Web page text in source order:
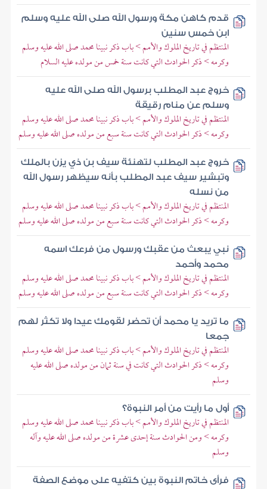
قدم كاهن مكة ورسول الله صلى الله عليه وسلم
ابن خمس سنين
المنتظم في تاريخ الملوك والأمم > باب ذكر نبينا محمد صلى الله عليه وسلم
وكرمه > ذكر الحوادث التي كانت سنة خمس من مولده عليه السلام
خروج عبد المطلب برسول الله صلى الله عليه
وسلم عن منام رقيقة
المنتظم في تاريخ الملوك والأمم > باب ذكر نبينا محمد صلى الله عليه وسلم
وكرمه > ذكر الحوادث التي كانت سنة سبع من مولده صلى الله عليه وسلم
خروج عبد المطلب لتهنئة سيف بن ذي يزن بالملك
وتبشير سيف عبد المطلب بأنه سيظهر رسول الله
من نسله
المنتظم في تاريخ الملوك والأمم > باب ذكر نبينا محمد صلى الله عليه وسلم
وكرمه > ذكر الحوادث التي كانت سنة سبع من مولده صلى الله عليه وسلم
نبي يبعث من عقبك ورسول من فرعك اسمه
محمد وأحمد
المنتظم في تاريخ الملوك والأمم > باب ذكر نبينا محمد صلى الله عليه وسلم
وكرمه > ذكر الحوادث التي كانت سنة سبع من مولده صلى الله عليه وسلم
ما تريد يا محمد أن تحضر لقومك عيدا ولا تكثر لهم
جمعا
المنتظم في تاريخ الملوك والأمم > باب ذكر نبينا محمد صلى الله عليه وسلم
وكرمه > ذكر الحوادث التي كانت في سنة ثمان من مولده صلى الله عليه
وسلم
أول ما رأيت من أمر النبوة؟
المنتظم في تاريخ الملوك والأمم > باب ذكر نبينا محمد صلى الله عليه وسلم
وكرمه > ومن الحوادث سنة إحدى عشرة من مولده صلى الله عليه وآله
وسلم
فرأى خاتم النبوة بين كتفيه على موضع الصفة